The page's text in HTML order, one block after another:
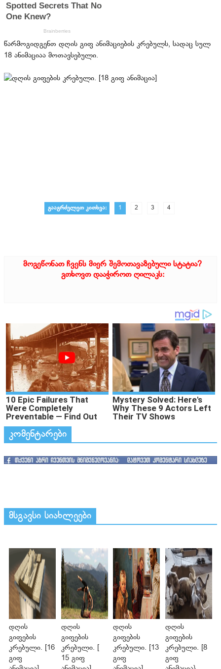
წარმოგიდგენთ დღის გიფ ანიმაციების კრებულს, სადაც სულ
18 ანიმაციაა მოთავსებული.
გააგრძელეთ კითხვა: 1 2 3 4
მოგეწონათ ჩვენს მიერ შემოთავაზებული სტატია?
გთხოვთ დააჭიროთ ღილაკს:
კომენტარები
მსგავსი სიახლეები
დღის
გიფების
კრებული. [16
გიფ
დღის
გიფების
კრებული. [
15 გიფ
დღის
გიფების
კრებული. [13
გიფ
დღის
გიფების
კრებული. [8
გიფ